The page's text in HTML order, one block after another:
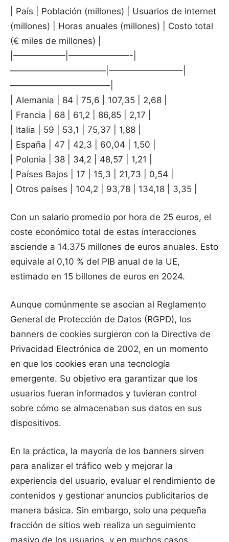
| País | Población (millones) | Usuarios de internet
(millones) | Horas anuales (millones) | Costo total
(€ miles de millones) |
|——————|———————-|
———————————|————————–|
———————————–|
| Alemania | 84 | 75,6 | 107,35 | 2,68 |
| Francia | 68 | 61,2 | 86,85 | 2,17 |
| Italia | 59 | 53,1 | 75,37 | 1,88 |
| España | 47 | 42,3 | 60,04 | 1,50 |
| Polonia | 38 | 34,2 | 48,57 | 1,21 |
| Países Bajos | 17 | 15,3 | 21,73 | 0,54 |
| Otros países | 104,2 | 93,78 | 134,18 | 3,35 |
Con un salario promedio por hora de 25 euros, el
coste económico total de estas interacciones
asciende a 14.375 millones de euros anuales. Esto
equivale al 0,10 % del PIB anual de la UE,
estimado en 15 billones de euros en 2024.
Aunque comúnmente se asocian al Reglamento
General de Protección de Datos (RGPD), los
banners de cookies surgieron con la Directiva de
Privacidad Electrónica de 2002, en un momento
en que los cookies eran una tecnología
emergente. Su objetivo era garantizar que los
usuarios fueran informados y tuvieran control
sobre cómo se almacenaban sus datos en sus
dispositivos.
En la práctica, la mayoría de los banners sirven
para analizar el tráfico web y mejorar la
experiencia del usuario, evaluar el rendimiento de
contenidos y gestionar anuncios publicitarios de
manera básica. Sin embargo, solo una pequeña
fracción de sitios web realiza un seguimiento
masivo de los usuarios, y en muchos casos,